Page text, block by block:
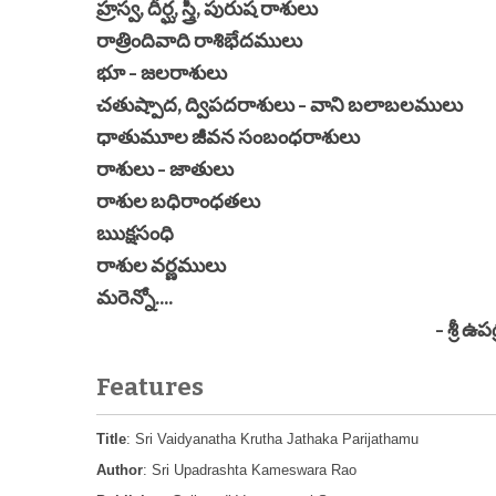
హ్రస్వ, దీర్ఘ, స్త్రీ, పురుష రాశులు
రాత్రిందివాది రాశిభేదములు
భూ - జలరాశులు
చతుష్పాద, ద్విపదరాశులు - వాని బలాబలములు
ధాతుమూల జీవన సంబంధరాశులు
రాశులు - జాతులు
రాశుల బధిరాంధతలు
ఋక్షసంధి
రాశుల వర్ణములు
మరెన్నో....
- శ్రీ ఉపద్రష్ట
Features
Title: Sri Vaidyanatha Krutha Jathaka Parijathamu
Author: Sri Upadrashta Kameswara Rao